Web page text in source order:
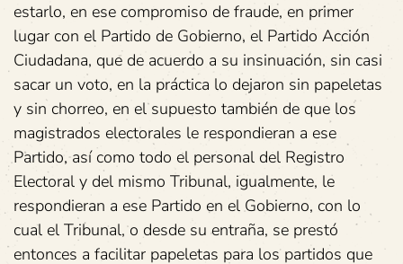
estarlo, en ese compromiso de fraude, en primer
lugar con el Partido de Gobierno, el Partido Acción
Ciudadana, que de acuerdo a su insinuación, sin casi
sacar un voto, en la práctica lo dejaron sin papeletas
y sin chorreo, en el supuesto también de que los
magistrados electorales le respondieran a ese
Partido, así como todo el personal del Registro
Electoral y del mismo Tribunal, igualmente, le
respondieran a ese Partido en el Gobierno, con lo
cual el Tribunal, o desde su entraña, se prestó
entonces a facilitar papeletas para los partidos que